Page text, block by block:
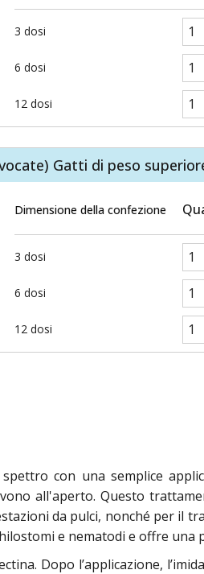
3 dosi
6 dosi
12 dosi
Gatti di peso
Dimensione della confezione
3 dosi
6 dosi
12 dosi
con una semplice
all'aperto. Questo
da pulci, nonché per il
e nematodi e offre
Dopo l’applicazione,